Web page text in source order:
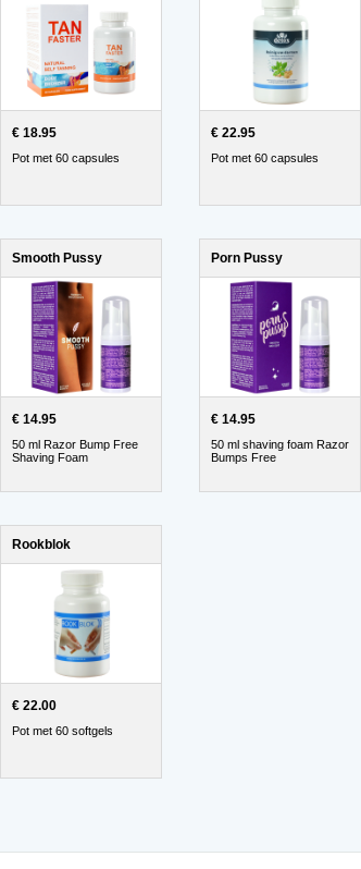
€ 18.95
Pot met 60 capsules
€ 22.95
Pot met 60 capsules
Smooth Pussy
€ 14.95
50 ml Razor Bump Free
Shaving Foam
Porn Pussy
€ 14.95
50 ml shaving foam Razor
Bumps Free
Rookblok
€ 22.00
Pot met 60 softgels